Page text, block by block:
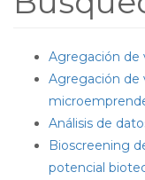
Agregación de
Agregación de
Análisis de
Bioscreening
potencial